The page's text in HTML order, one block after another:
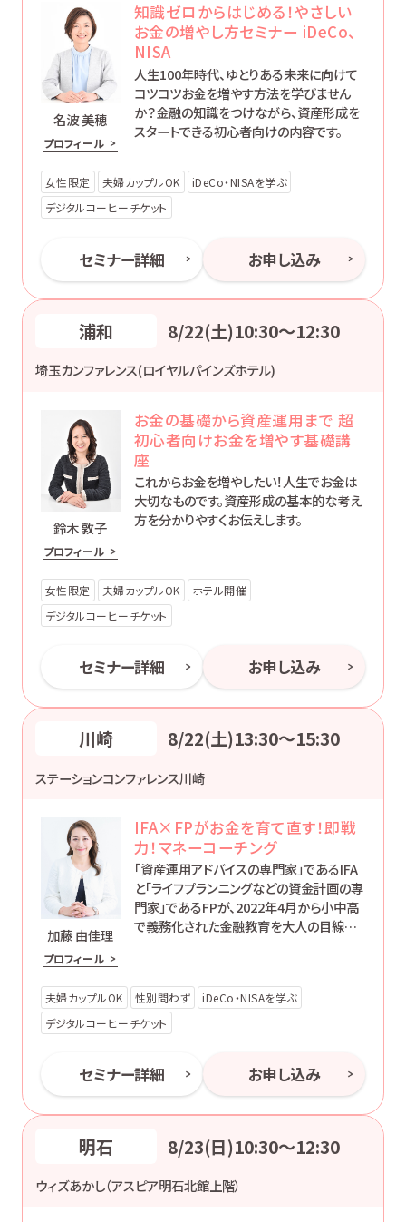
名波 美穂
プロフィール
知識ゼロからはじめる！やさしい
お金の増やし方セミナー iDeCo、
NISA
人生100年時代、ゆとりある未来に向けて
コツコツお金を増やす方法を学びません
か？金融の知識をつけながら、資産形成を
スタートできる初心者向けの内容です。
女性限定 夫婦カップルOK
iDeCo・NISAを学ぶ
デジタルコーヒーチケット
セミナー詳細 お申し込み
浦和 8/22(土)10:30〜12:30
埼玉カンファレンス(ロイヤルパインズホテル)
鈴木 敦子
プロフィール
お金の基礎から資産運用まで 超
初心者向けお金を増やす基礎講
座
これからお金を増やしたい！人生でお金は
大切なものです。資産形成の基本的な考え
方を分かりやすくお伝えします。
女性限定 夫婦カップルOK
ホテル開催
デジタルコーヒーチケット
セミナー詳細 お申し込み
川崎 8/22(土)13:30〜15:30
ステーションコンファレンス川崎
加藤 由佳理
プロフィール
IFA×FPがお金を育て直す！即戦
力！マネーコーチング
「資産運用アドバイスの専門家」であるIFA
と「ライフプランニングなどの資金計画の専
門家」であるFPが、2022年4月から小中高
で義務化された金融教育を大人の目線で
夫婦カップルOK 性別問わず
iDeCo・NISAを学ぶ
デジタルコーヒーチケット
セミナー詳細 お申し込み
明石 8/23(日)10:30〜12:30
ウィズあかし（アスピア明石北館上階）